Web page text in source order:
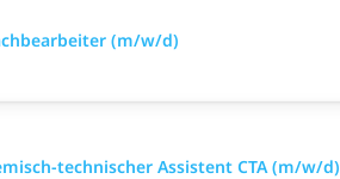
(m/w/d)
technischer Assistent CTA (m/w/d)